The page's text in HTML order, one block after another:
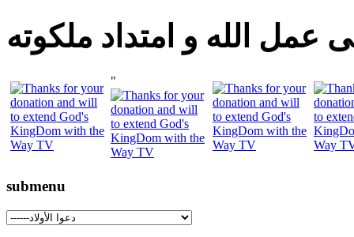
عمل الله و امتداد ملكوته
"
submenu